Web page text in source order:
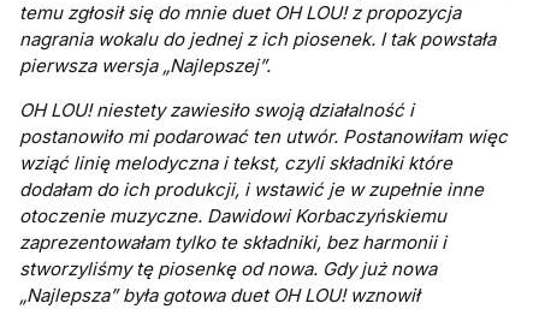
temu zgłosił się do mnie duet OH LOU! z propozycja
nagrania wokalu do jednej z ich piosenek. I tak powstała
pierwsza wersja „Najlepszej”.
OH LOU! niestety zawiesiło swoją działalność i
postanowiło mi podarować ten utwór. Postanowiłam więc
wziąć linię melodyczna i tekst, czyli składniki które
dodałam do ich produkcji, i wstawić je w zupełnie inne
otoczenie muzyczne. Dawidowi Korbaczyńskiemu
zaprezentowałam tylko te składniki, bez harmonii i
stworzyliśmy tę piosenkę od nowa. Gdy już nowa
„Najlepsza” była gotowa duet OH LOU! wznowił